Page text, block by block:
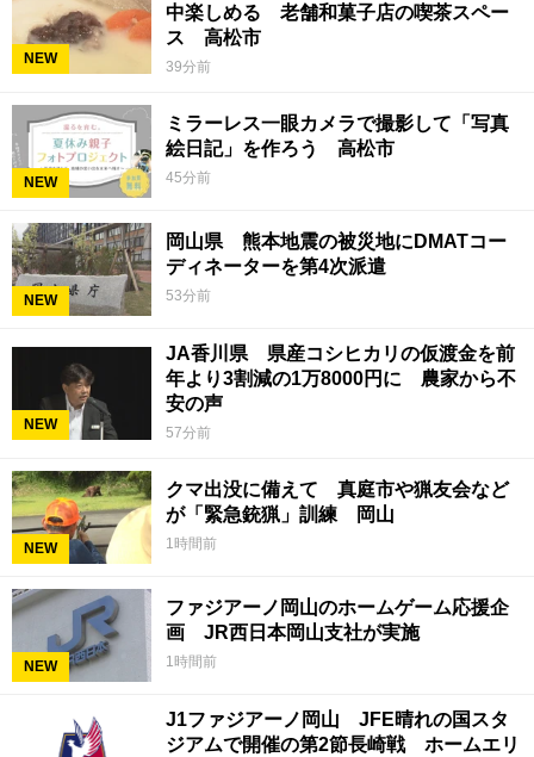
NEW
中楽しめる 老舗和菓子店の喫茶スペー
ス 高松市
39分前
NEW
ミラーレス一眼カメラで撮影して「写真
絵日記」を作ろう 高松市
45分前
NEW
岡山県 熊本地震の被災地にDMATコー
ディネーターを第4次派遣
53分前
NEW
JA香川県 県産コシヒカリの仮渡金を前
年より3割減の1万8000円に 農家から不
安の声
57分前
NEW
クマ出没に備えて 真庭市や猟友会など
が「緊急銃猟」訓練 岡山
1時間前
NEW
ファジアーノ岡山のホームゲーム応援企
画 JR西日本岡山支社が実施
1時間前
J1ファジアーノ岡山 JFE晴れの国スタ
ジアムで開催の第2節長崎戦 ホームエリ